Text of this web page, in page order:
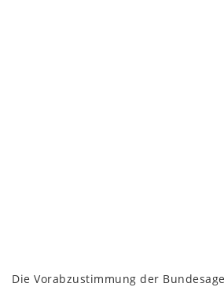
Die Vorabzustimmung der